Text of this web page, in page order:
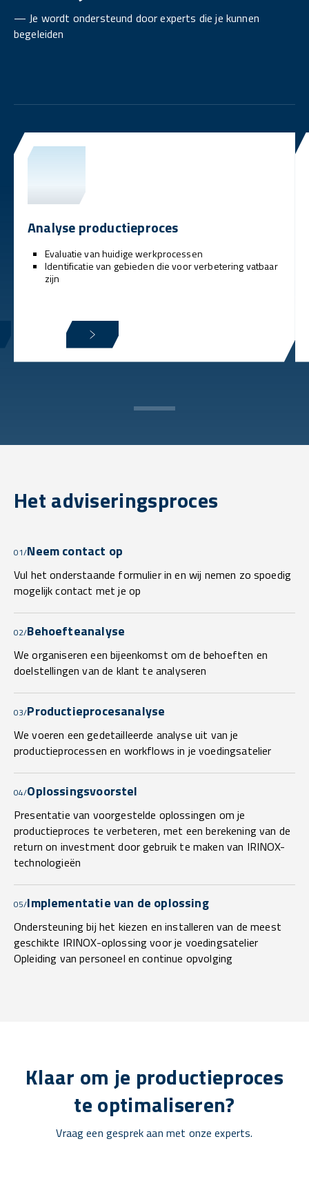
— Je wordt ondersteund door experts die je kunnen
begeleiden
Analyse productieproces
Evaluatie van huidige werkprocessen
Identificatie van gebieden die voor verbetering vatbaar
zijn
Het adviseringsproces
01/Neem contact op
Vul het onderstaande formulier in en wij nemen zo spoedig
mogelijk contact met je op
02/Behoefteanalyse
We organiseren een bijeenkomst om de behoeften en
doelstellingen van de klant te analyseren
03/Productieprocesanalyse
We voeren een gedetailleerde analyse uit van je
productieprocessen en workflows in je voedingsatelier
04/Oplossingsvoorstel
Presentatie van voorgestelde oplossingen om je
productieproces te verbeteren, met een berekening van de
return on investment door gebruik te maken van IRINOX-
technologieën
05/Implementatie van de oplossing
Ondersteuning bij het kiezen en installeren van de meest
geschikte IRINOX-oplossing voor je voedingsatelier
Opleiding van personeel en continue opvolging
Klaar om je productieproces
te optimaliseren?
Vraag een gesprek aan met onze experts.